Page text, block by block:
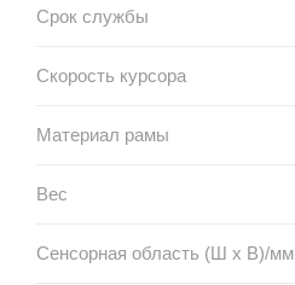
Срок службы
Скорость курсора
Материал рамы
Вес
Сенсорная область (Ш x В)/мм